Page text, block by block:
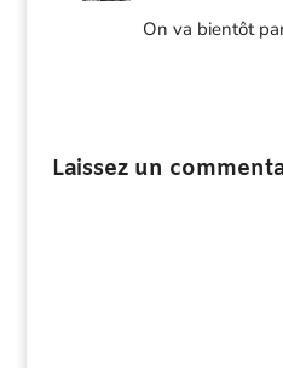
On va bientôt
Laissez un